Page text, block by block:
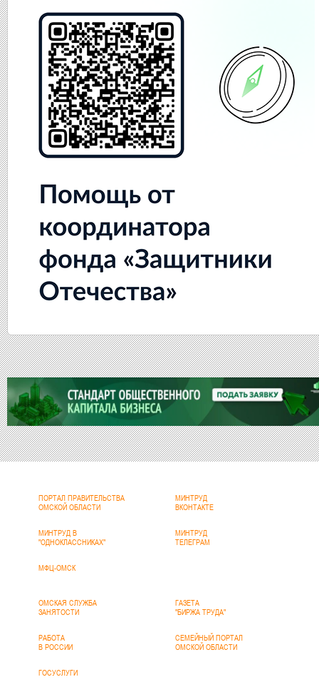
ПОРТАЛ ПРАВИТЕЛЬСТВА
ОМСКОЙ ОБЛАСТИ
МИНТРУД
ВКОНТАКТЕ
МИНТРУД В
"ОДНОКЛАССНИКАХ"
МИНТРУД
ТЕЛЕГРАМ
МФЦ-ОМСК
ОМСКАЯ СЛУЖБА
ЗАНЯТОСТИ
ГАЗЕТА
"БИРЖА ТРУДА"
РАБОТА
В РОССИИ
СЕМЕЙНЫЙ ПОРТАЛ
ОМСКОЙ ОБЛАСТИ
ГОСУСЛУГИ